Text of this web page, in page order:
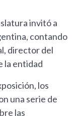
invitó a
contando
director del
la entidad
los
una serie de
las